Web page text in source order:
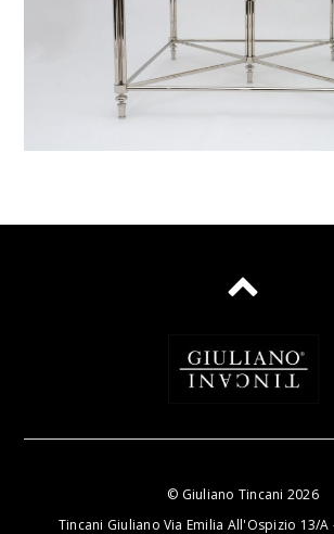
© Giuliano Tincani 2026
Tincani Giuliano Via Emilia All'Ospizio 13/A